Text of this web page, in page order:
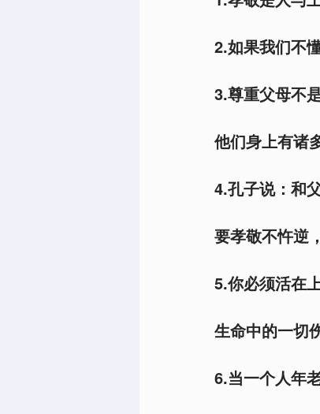
2.如果我们不
3.尊重父母不
他们身上有诸
4.孔子说：和
要孝敬不忤逆
5.你必须活在
生命中的一切
6.当一个人年